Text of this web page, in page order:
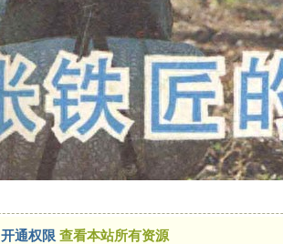
开通权限 查看本站所有资源